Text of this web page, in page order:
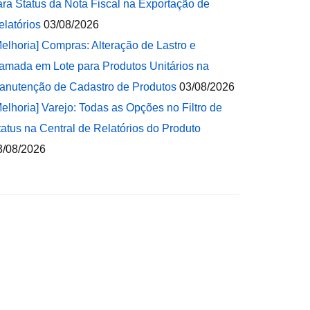
Status da Nota Fiscal na Exportação de
03/08/2026
Compras: Alteração de Lastro e
em Lote para Produtos Unitários na
de Cadastro de Produtos 03/08/2026
Varejo: Todas as Opções no Filtro de
na Central de Relatórios do Produto
08/2026